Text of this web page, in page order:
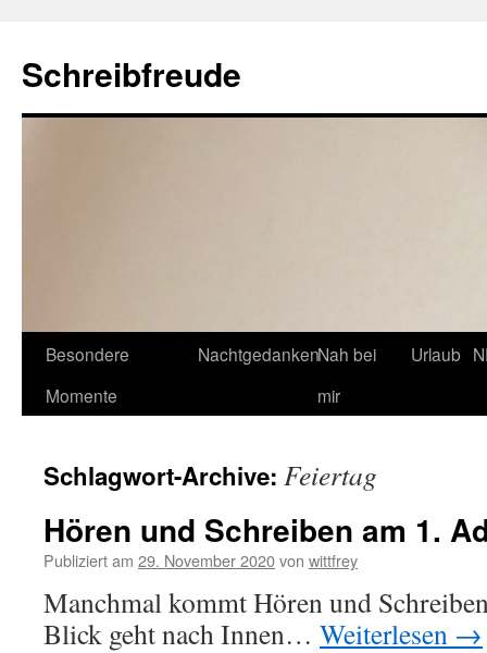
Schreibfreude
Besondere
Momente
NachtgedankenNah bei
mir
Urlaub
Schlagwort-Archive: Feiertag
Hören und Schreiben am 1.
Publiziert am 29. November 2020von wittfrey
Manchmal kommt Hören und
Blick geht nach Innen… Weiterlesen →